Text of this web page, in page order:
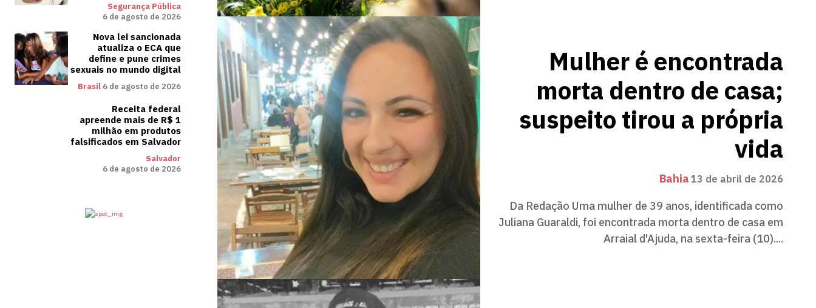
Segurança Pública
6 de agosto de 2026
Nova lei sancionada
atualiza o ECA que
define e pune crimes
sexuais no mundo digital
Brasil 6 de agosto de 2026
Receita federal
apreende mais de R$ 1
milhão em produtos
falsificados em Salvador
Salvador
6 de agosto de 2026
Mulher é encontrada
morta dentro de casa;
suspeito tirou a própria
vida
Bahia13 de abril de 2026
Da Redação Uma mulher de 39 anos, identificada como
Juliana Guaraldi, foi encontrada morta dentro de casa em
Arraial d'Ajuda, na sexta-feira (10)....